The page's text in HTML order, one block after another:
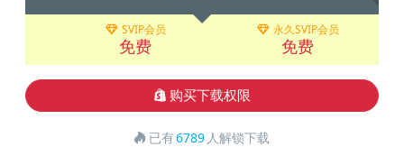
SVIP会员
免费
永久SVIP会员
免费
购买下载权限
已有6789 人解锁下载